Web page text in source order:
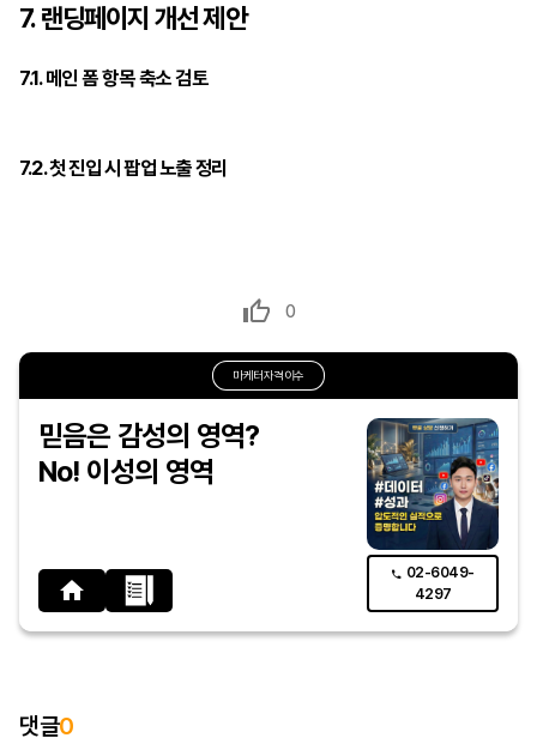
7. 랜딩페이지 개선 제안
7.1. 메인 폼 항목 축소 검토
7.2. 첫 진입 시 팝업 노출 정리
0
마케터자격이수
믿음은 감성의 영역?
No! 이성의 영역
02-6049-
4297
댓글0